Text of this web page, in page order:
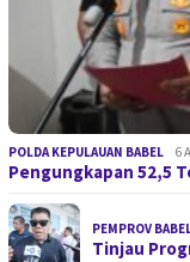
POLDA KEPULAUAN BABEL 6
Pengungkapan 52,5
PEMPROV
Tinjau